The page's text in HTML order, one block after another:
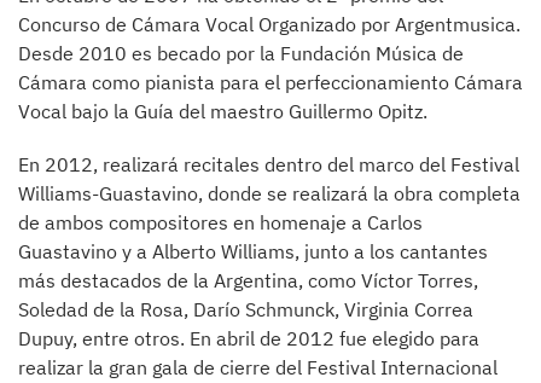
Concurso de Cámara Vocal Organizado por Argentmusica.
Desde 2010 es becado por la Fundación Música de
Cámara como pianista para el perfeccionamiento Cámara
Vocal bajo la Guía del maestro Guillermo Opitz.
En 2012, realizará recitales dentro del marco del Festival
Williams-Guastavino, donde se realizará la obra completa
de ambos compositores en homenaje a Carlos
Guastavino y a Alberto Williams, junto a los cantantes
más destacados de la Argentina, como Víctor Torres,
Soledad de la Rosa, Darío Schmunck, Virginia Correa
Dupuy, entre otros. En abril de 2012 fue elegido para
realizar la gran gala de cierre del Festival Internacional